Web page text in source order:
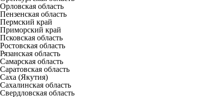
Орловская область
Пензенская область
Пермский край
Приморский край
Псковская область
Ростовская область
Рязанская область
Самарская область
Саратовская область
Саха (Якутия)
Сахалинская область
Свердловская область